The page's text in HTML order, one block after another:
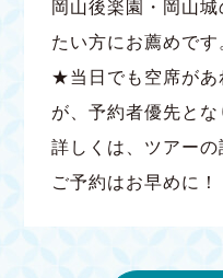
岡山後楽園・岡山
たい方にお薦めです
★当日でも空席があ
が、予約者優先とな
詳しくは、ツアーの
ご予約はお早めに！